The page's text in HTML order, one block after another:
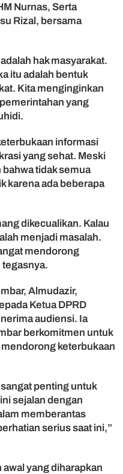
Nurnas, Serta
Rizal, bersama
hak masyarakat.
itu adalah bentuk
Kita menginginkan
yang
informasi
yang sehat. Meski
tidak semua
karena ada beberapa
dikecualikan. Kalau
menjadi masalah.
mendorong
tegasnya.
Almudazir,
Ketua DPRD
audiensi. Ia
berkomitmen untuk
keterbukaan
penting untuk
sejalan dengan
memberantas
serius saat ini,”
yang diharapkan